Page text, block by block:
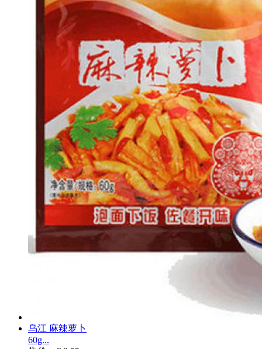
乌江 麻辣萝卜
60g...